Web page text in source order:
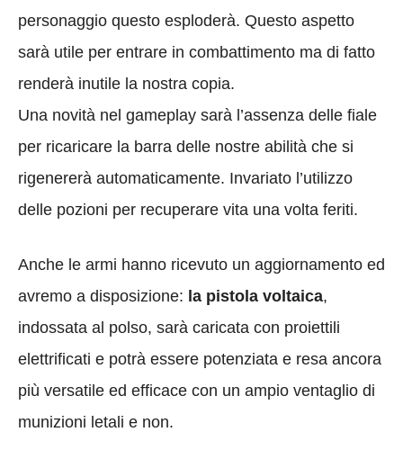
personaggio questo esploderà. Questo aspetto
sarà utile per entrare in combattimento ma di fatto
renderà inutile la nostra copia.
Una novità nel gameplay sarà l’assenza delle fiale
per ricaricare la barra delle nostre abilità che si
rigenererà automaticamente. Invariato l’utilizzo
delle pozioni per recuperare vita una volta feriti.
Anche le armi hanno ricevuto un aggiornamento ed
avremo a disposizione: la pistola voltaica,
indossata al polso, sarà caricata con proiettili
elettrificati e potrà essere potenziata e resa ancora
più versatile ed efficace con un ampio ventaglio di
munizioni letali e non.